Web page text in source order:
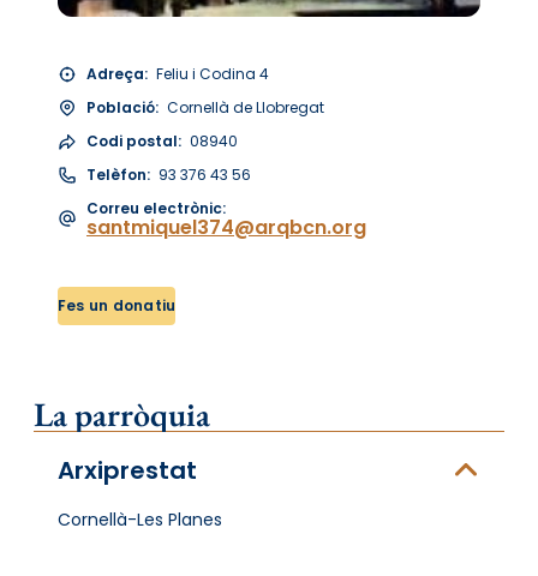
Adreça: Feliu i Codina 4
Població: Cornellà de Llobregat
Codi postal: 08940
Telèfon: 93 376 43 56
Correu electrònic:
santmiquel374@arqbcn.org
Fes un donatiu
La parròquia
Arxiprestat
Cornellà-Les Planes